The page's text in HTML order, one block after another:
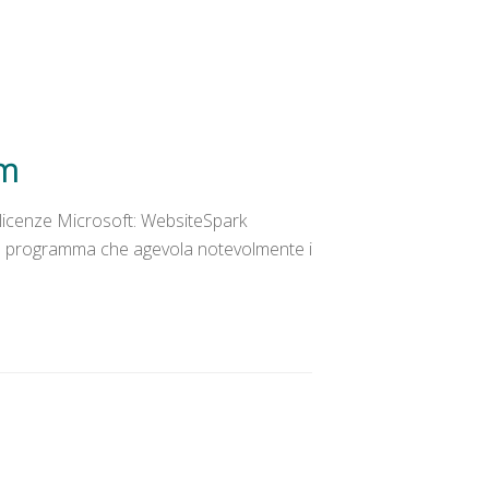
Microsoft: WebsiteSpark
che agevola notevolmente i